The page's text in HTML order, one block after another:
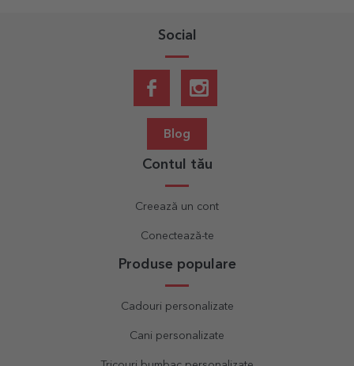
Social
Blog
Contul tău
Creează un cont
Conectează-te
Produse populare
Cadouri personalizate
Cani personalizate